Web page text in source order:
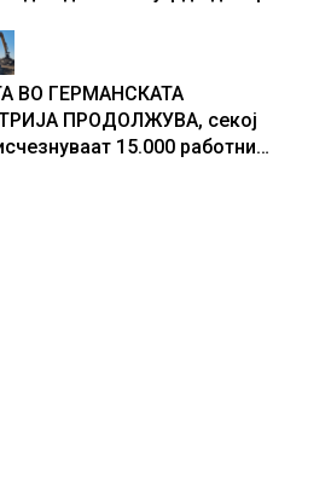
ВО ГЕРМАНСКАТА
ПРОДОЛЖУВА, секој
15.000 работни